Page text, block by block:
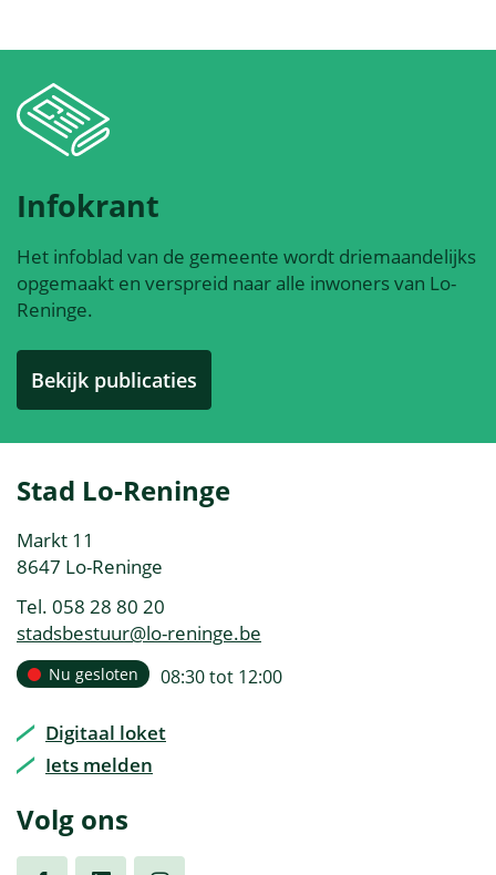
Infokrant
Het infoblad van de gemeente wordt driemaandelijks
opgemaakt en verspreid naar alle inwoners van Lo-
Reninge.
Bekijk publicaties
Contact
&
openingsuren
Stad Lo-Reninge
Adres
Markt 11
,8647 Lo-Reninge
Tel. 058 28 80 20
E-
mail
stadsbestuur@lo-reninge.be
Openingsuren
Vandaag
Nu gesloten
open
08:30tot 12:00
Digitaal loket
Iets melden
Volg ons